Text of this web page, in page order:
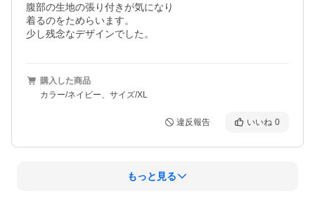
腹部の生地の張り付きが気になり
着るのをためらいます。
少し残念なデザインでした。
購入した商品
カラー/ネイビー、サイズ/XL
違反報告 いいね 0
もっと見る